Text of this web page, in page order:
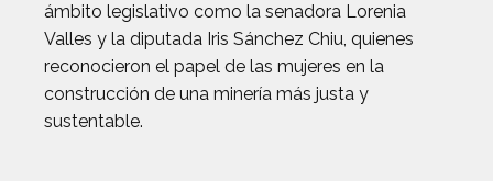
ámbito legislativo como la senadora Lorenia
Valles y la diputada Iris Sánchez Chiu, quienes
reconocieron el papel de las mujeres en la
construcción de una minería más justa y
sustentable.